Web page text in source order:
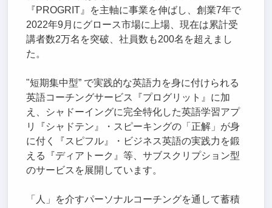
『PROGRIT』を主軸に事業を伸ばし、創業7年で
2022年9月にグロース市場に上場、現在は累計受
講者数2万名を突破、社員数も200名を超えまし
た。
"短期集中型” で実践的な英語力を身に付けられる
英語コーチングサービス『プログリット』に加
え、シャドーイングに完全特化した英語学習アプ
リ『シャドテン』・スピーキングの「正解」が身
に付く『スピフル』・ビジネス英語の実践力を鍛
える『ディアトーク』等、サブスクリプション型
のサービスを展開しています。
「人」を介すパーソナルコーチングを通して蓄積